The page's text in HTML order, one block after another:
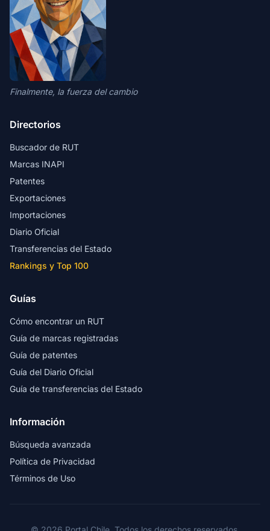
Finalmente, la fuerza del cambio
Directorios
Buscador de RUT
Marcas INAPI
Patentes
Exportaciones
Importaciones
Diario Oficial
Transferencias del Estado
Rankings y Top 100
Guías
Cómo encontrar un RUT
Guía de marcas registradas
Guía de patentes
Guía del Diario Oficial
Guía de transferencias del Estado
Información
Búsqueda avanzada
Política de Privacidad
Términos de Uso